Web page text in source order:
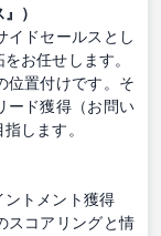
）
イドセールスとし
お任せします。
位置付けです。そ
ード獲得（お問い
します。
ントメント獲得
スコアリングと情